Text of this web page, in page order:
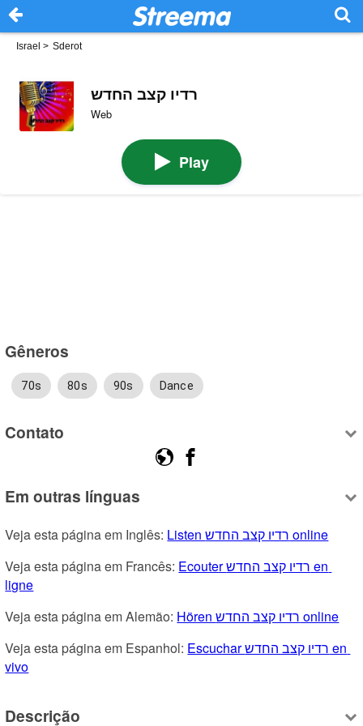
Israel > Sderot
רדיו קצב החדש
Web
Play
Gêneros
70s 80s 90s Dance
Contato
Em outras línguas
Veja esta página em Inglês:
Listen רדיו קצב החדש online
Veja esta página em Francês: Ecouter רדיו קצב החדש en
ligne
Veja esta página em Alemão:
Hören רדיו קצב החדש online
Veja esta página em Espanhol: Escuchar רדיו קצב החדש en
vivo
Descrição